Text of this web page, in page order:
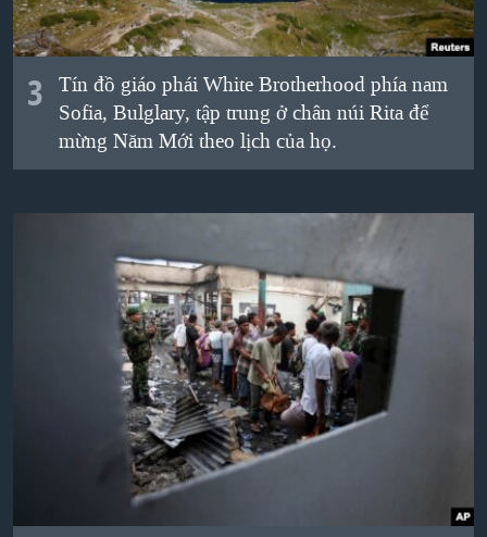
3
Tín đồ giáo phái White Brotherhood phía nam
Sofia, Bulglary, tập trung ở chân núi Rita để
mừng Năm Mới theo lịch của họ.